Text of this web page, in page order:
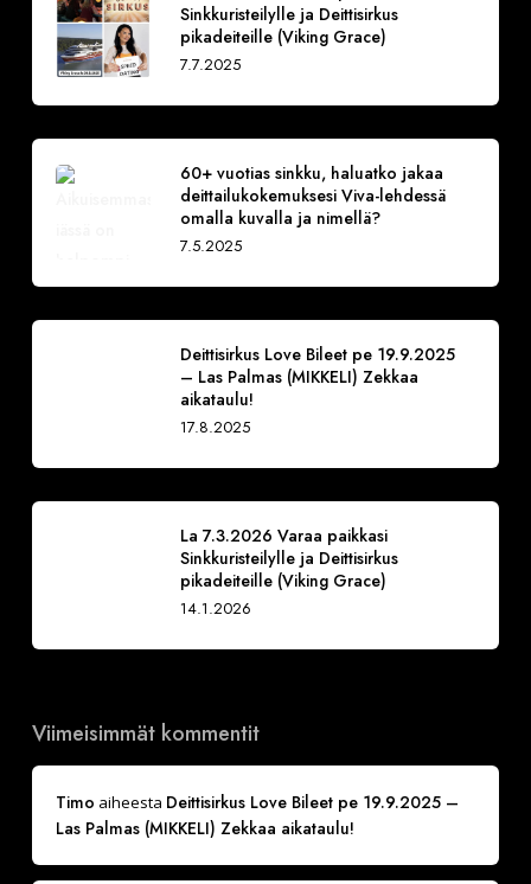
Sinkkuristeilylle ja Deittisirkus
pikadeiteille (Viking Grace)
7.7.2025
60+ vuotias sinkku, haluatko jakaa
deittailukokemuksesi Viva-lehdessä
omalla kuvalla ja nimellä?
7.5.2025
Deittisirkus Love Bileet pe 19.9.2025
– Las Palmas (MIKKELI) Zekkaa
aikataulu!
17.8.2025
La 7.3.2026 Varaa paikkasi
Sinkkuristeilylle ja Deittisirkus
pikadeiteille (Viking Grace)
14.1.2026
Viimeisimmät kommentit
Timo aiheesta Deittisirkus Love Bileet pe 19.9.2025 –
Las Palmas (MIKKELI) Zekkaa aikataulu!